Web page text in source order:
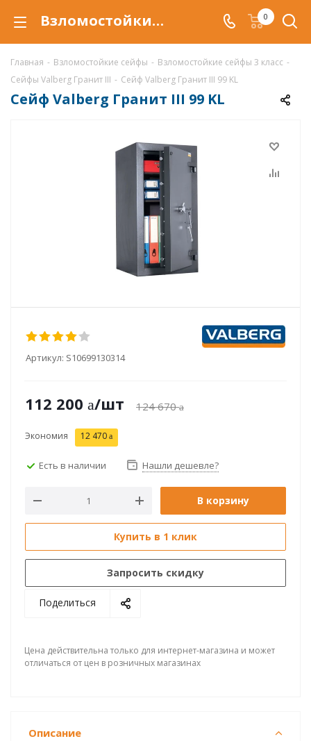
Взломостойкий сейф Valberg Гранит III 99 KL, сейф Гранит III 99 KL купить со скидкой по низкой цене в интернет-магазине ValbergSafe.ru 0
Главная - Взломостойкие сейфы - Взломостойкие сейфы 3 класс -
Сейфы Valberg Гранит III - Сейф Valberg Гранит III 99 KL
Сейф Valberg Гранит III 99 KL
Артикул: S10699130314
112 200 /шт 124 670
Экономия 12 470
Есть в наличии Нашли дешевле?
В корзину
Купить в 1 клик
Запросить скидку
Поделиться
Цена действительна только для интернет-магазина и может
отличаться от цен в розничных магазинах
Описание